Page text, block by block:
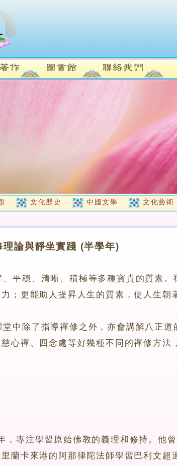
文化歷史 中國文學 文化藝術
理論與靜坐實踐 (半學年)
平穩、清晰、積極等多種寶貴的質素。
；更能助人提昇人生的質素，使人生朝
除了指導禪修之外，亦會講解八正道
心禪、四念處等好幾種不同的禪修方法
注學習原始佛教的義理和修持。他曾
蘭卡來港的阿那律陀法師學習巴利文超